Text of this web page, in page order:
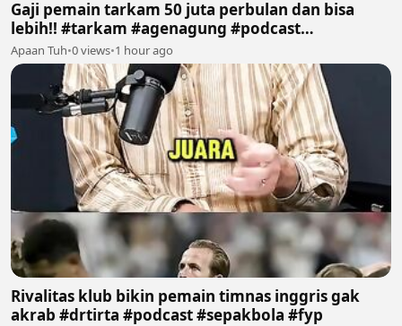
Gaji pemain tarkam 50 juta perbulan dan bisa
lebih!! #tarkam #agenagung #podcast
#sepakbola #fyp
Apaan Tuh•0 views•1 hour ago
Rivalitas klub bikin pemain timnas inggris gak
akrab #drtirta #podcast #sepakbola #fyp